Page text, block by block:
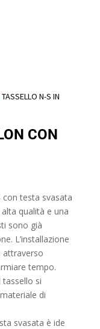
N-S IN
CON
con testa svasata
qualità e una
sono già
L’installazione
attraverso
tempo.
tassello si
di
svasata è ide